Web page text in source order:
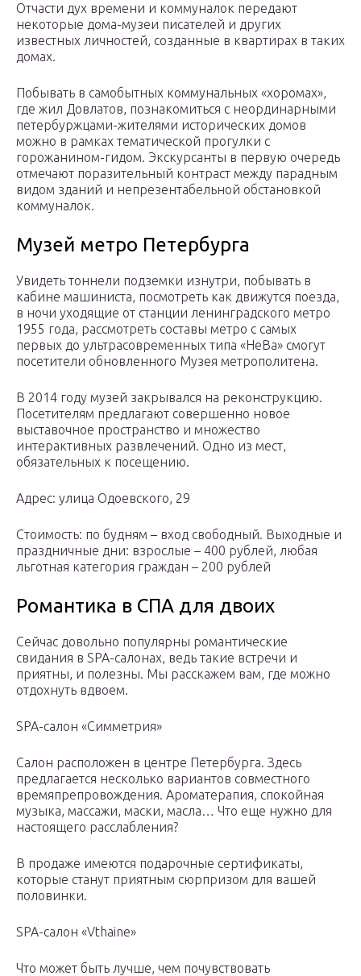
Отчасти дух времени и коммуналок передают
некоторые дома-музеи писателей и других
известных личностей, созданные в квартирах в таких
домах.
Побывать в самобытных коммунальных «хоромах»,
где жил Довлатов, познакомиться с неординарными
петербуржцами-жителями исторических домов
можно в рамках тематической прогулки с
горожанином-гидом. Экскурсанты в первую очередь
отмечают поразительный контраст между парадным
видом зданий и непрезентабельной обстановкой
коммуналок.
Музей метро Петербурга
Увидеть тоннели подземки изнутри, побывать в
кабине машиниста, посмотреть как движутся поезда,
в ночи уходящие от станции ленинградского метро
1955 года, рассмотреть составы метро с самых
первых до ультрасовременных типа «НеВа» смогут
посетители обновленного Музея метрополитена.
В 2014 году музей закрывался на реконструкцию.
Посетителям предлагают совершенно новое
выставочное пространство и множество
интерактивных развлечений. Одно из мест,
обязательных к посещению.
Адрес: улица Одоевского, 29
Стоимость: по будням – вход свободный. Выходные и
праздничные дни: взрослые – 400 рублей, любая
льготная категория граждан – 200 рублей
Романтика в СПА для двоих
Сейчас довольно популярны романтические
свидания в SPA-салонах, ведь такие встречи и
приятны, и полезны. Мы расскажем вам, где можно
отдохнуть вдвоем.
SPA-салон «Симметрия»
Салон расположен в центре Петербурга. Здесь
предлагается несколько вариантов совместного
времяпрепровождения. Ароматерапия, спокойная
музыка, массажи, маски, масла… Что еще нужно для
настоящего расслабления?
В продаже имеются подарочные сертификаты,
которые станут приятным сюрпризом для вашей
половинки.
SPA-салон «Vthaine»
Что может быть лучше, чем почувствовать